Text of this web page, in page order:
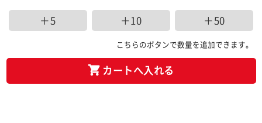
＋5 ＋10 ＋50
こちらのボタンで数量を追加できます。
カートへ入れる